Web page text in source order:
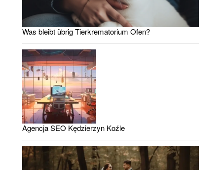
Was bleibt übrig Tierkrematorium Ofen?
Agencja SEO Kędzierzyn Koźle